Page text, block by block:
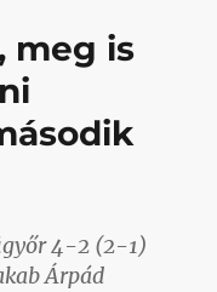
meg is
4-2 (2-1)
Árpád